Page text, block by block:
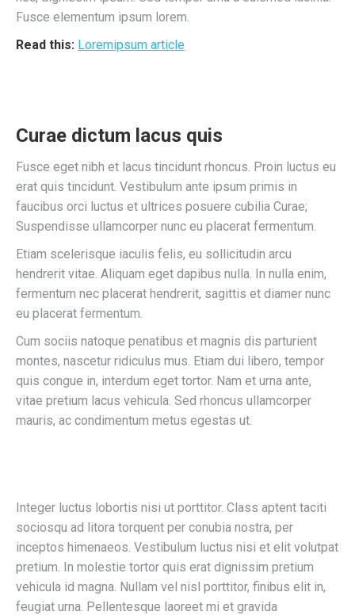
Fusce elementum ipsum lorem.
Read this: Loremipsum article
Curae dictum lacus quis
Fusce eget nibh et lacus tincidunt rhoncus. Proin luctus eu
erat quis tincidunt. Vestibulum ante ipsum primis in
faucibus orci luctus et ultrices posuere cubilia Curae;
Suspendisse ullamcorper nunc eu placerat fermentum.
Etiam scelerisque iaculis felis, eu sollicitudin arcu
hendrerit vitae. Aliquam eget dapibus nulla. In nulla enim,
fermentum nec placerat hendrerit, sagittis et diamer nunc
eu placerat fermentum.
Cum sociis natoque penatibus et magnis dis parturient
montes, nascetur ridiculus mus. Etiam dui libero, tempor
quis congue in, interdum eget tortor. Nam et urna ante,
vitae pretium lacus vehicula. Sed rhoncus ullamcorper
mauris, ac condimentum metus egestas ut.
Integer luctus lobortis nisi ut porttitor. Class aptent taciti
sociosqu ad litora torquent per conubia nostra, per
inceptos himenaeos. Vestibulum luctus nisi et elit volutpat
pretium. In molestie tortor quis erat dignissim pretium
vehicula id magna. Nullam vel nisl porttitor, finibus elit in,
feugiat urna. Pellentesque laoreet mi et gravida